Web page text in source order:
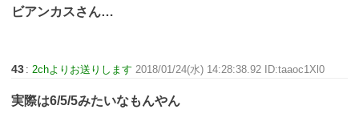
ビアンカスさん…
43 :2chよりお送りします 2018/01/24(水) 14:28:38.92 ID:taaoc1Xl0
実際は6/5/5みたいなもんやん